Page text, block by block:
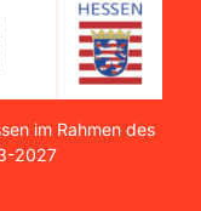
im Rahmen des
2027